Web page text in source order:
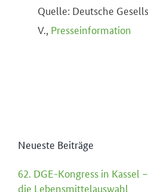
Quelle: Deutsche
V., Presseinformation
Neueste Beiträge
62. DGE-Kongress in Kassel
die Lebensmittelauswahl